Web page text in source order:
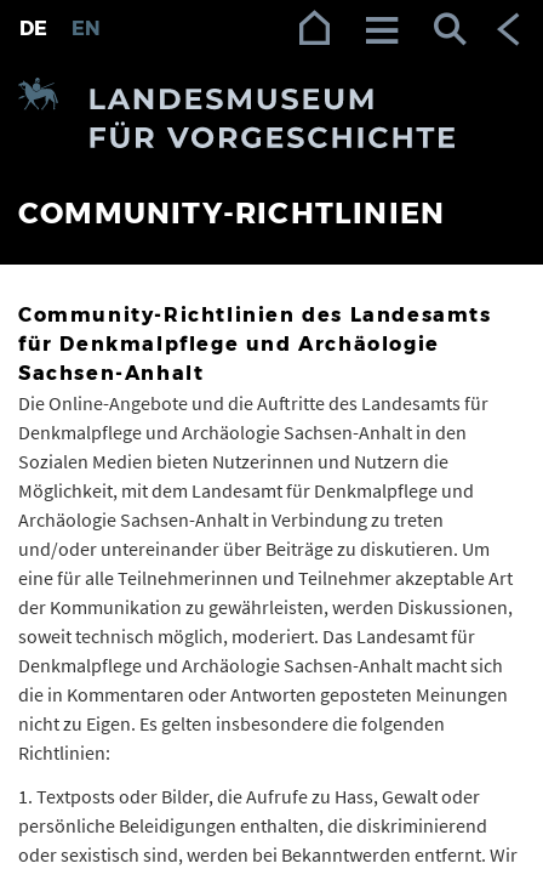
Zur Navigation (Enter)
Zum Inhalt (Enter)
Zum Footer (Enter)
COMMUNITY-RICHTLINIEN
DE EN
Community-Richtlinien des Landesamts
für Denkmalpflege und Archäologie
Sachsen-Anhalt
Die Online-Angebote und die Auftritte des Landesamts für
Denkmalpflege und Archäologie Sachsen-Anhalt in den
Sozialen Medien bieten Nutzerinnen und Nutzern die
Möglichkeit, mit dem Landesamt für Denkmalpflege und
Archäologie Sachsen-Anhalt in Verbindung zu treten
und/oder untereinander über Beiträge zu diskutieren. Um
eine für alle Teilnehmerinnen und Teilnehmer akzeptable Art
der Kommunikation zu gewährleisten, werden Diskussionen,
soweit technisch möglich, moderiert. Das Landesamt für
Denkmalpflege und Archäologie Sachsen-Anhalt macht sich
die in Kommentaren oder Antworten geposteten Meinungen
nicht zu Eigen. Es gelten insbesondere die folgenden
Richtlinien:
1. Textposts oder Bilder, die Aufrufe zu Hass, Gewalt oder
persönliche Beleidigungen enthalten, die diskriminierend
oder sexistisch sind, werden bei Bekanntwerden entfernt. Wir